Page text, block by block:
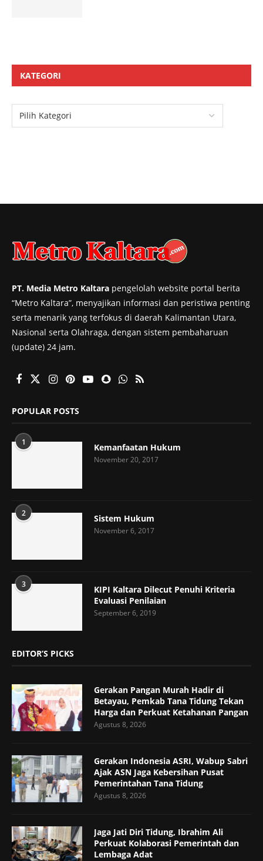
KATEGORI
PT. Media Metro Kaltara pengelolah website portal berita
“Metro Kaltara”, menyajikan informasi dan peristiwa penting
serta menarik yang terfokus di daerah Kalimantan Utara,
Nasional serta Olahraga, dengan sistem pembaharuan
(update) 24 jam.
POPULAR POSTS
1 Kemanfaatan Hukum
November 20, 2017
2 Sistem Hukum
November 6, 2017
3
KIPI Kaltara Dilecut Penuhi Kriteria
Evaluasi Penilaian
September 6, 2019
EDITOR’S PICKS
Gerakan Pangan Murah Hadir di
Betayau, Pemkab Tana Tidung Tekan
Harga dan Perkuat Ketahanan Pangan
Agustus 8, 2026
Gerakan Indonesia ASRI, Wabup Sabri
Ajak ASN Jaga Kebersihan Pusat
Pemerintahan Tana Tidung
Agustus 8, 2026
Jaga Jati Diri Tidung, Ibrahim Ali
Perkuat Kolaborasi Pemerintah dan
Lembaga Adat